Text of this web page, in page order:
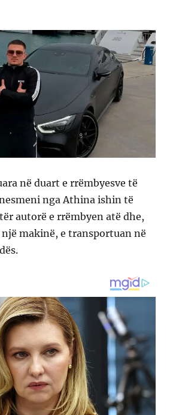
në duart e rrëmbyesve të
nga Athina ishin të
autorë e rrëmbyen atë dhe,
një makinë, e transportuan në